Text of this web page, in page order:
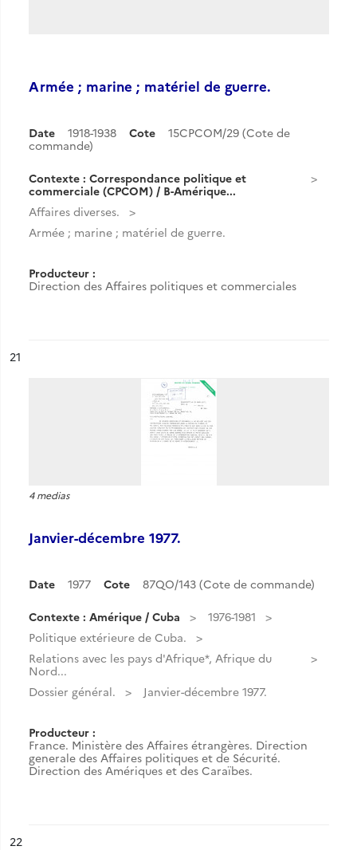
Armée ; marine ; matériel de guerre.
Date 1918-1938 Cote
15CPCOM/29 (Cote de
commande)
Contexte : Correspondance politique et
commerciale (CPCOM) / B-Amérique...
Affaires diverses.
Armée ; marine ; matériel de guerre.
Producteur :
Direction des Affaires politiques et commerciales
n°
21
4 medias
Janvier-décembre 1977.
Date 1977 Cote 87QO/143 (Cote de commande)
Contexte : Amérique / Cuba
1976-1981
Politique extérieure de Cuba.
Relations avec les pays d'Afrique*, Afrique du
Nord...
Dossier général.
Janvier-décembre 1977.
Producteur :
France. Ministère des Affaires étrangères. Direction
generale des Affaires politiques et de Sécurité.
Direction des Amériques et des Caraïbes.
n°
22